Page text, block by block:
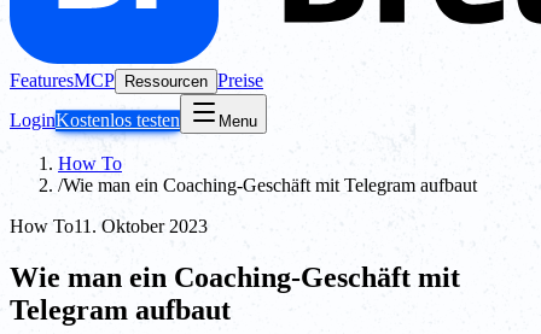
FeaturesMCP Ressourcen Preise
LoginKostenlos testen Menu
How To
/Wie man ein Coaching-Geschäft mit Telegram aufbaut
How To11. Oktober 2023
Wie man ein Coaching-Geschäft mit
Telegram aufbaut